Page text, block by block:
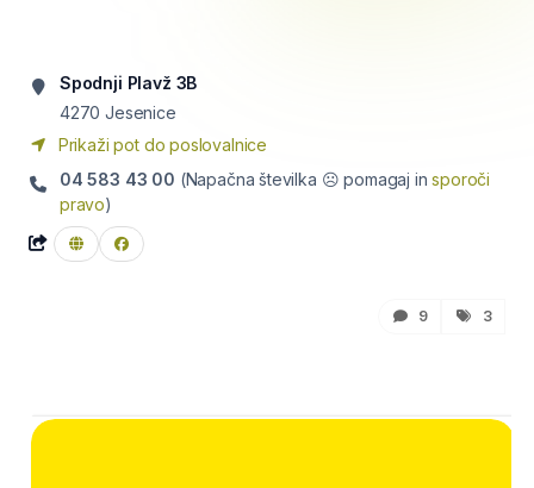
Spodnji Plavž 3B
4270 Jesenice
Prikaži pot do poslovalnice
04 583 43 00 (Napačna številka ☹ pomagaj insporoči
pravo)
9 3